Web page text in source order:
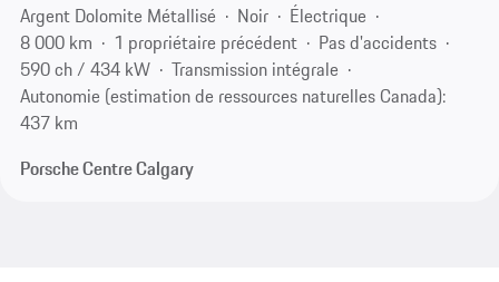
Argent Dolomite Métallisé
Noir
Électrique
8 000 km
1 propriétaire précédent
Pas d'accidents
590 ch / 434 kW
Transmission intégrale
Autonomie (estimation de ressources naturelles Canada):
437 km
Porsche Centre Calgary